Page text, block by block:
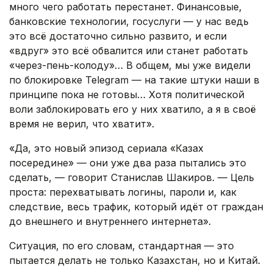
много чего работать перестанет. Финансовые,
банковские технологии, госуслуги — у нас ведь
это всё достаточно сильно развито, и если
«вдруг» это всё обвалится или станет работать
«через-пень-колоду»… В общем, мы уже видели
по блокировке Telegram — на такие штуки наши в
принципе пока не готовы… Хотя политической
воли заблокировать его у них хватило, а я в своё
время не верил, что хватит».
«Да, это новый эпизод сериала «Казах
посередине» — они уже два раза пытались это
сделать, — говорит Станислав Шакиров. — Цель
проста: перехватывать логины, пароли и, как
следствие, весь трафик, который идёт от граждан
до внешнего и внутреннего интернета».
Ситуация, по его словам, стандартная — это
пытается делать не только Казахстан, но и Китай.